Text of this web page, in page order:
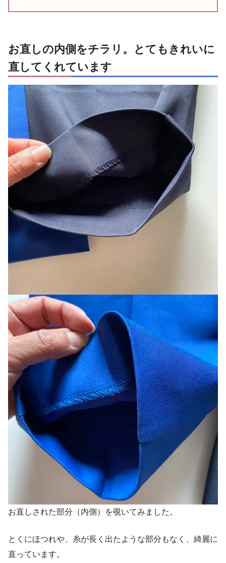
お直しの内側をチラリ。とてもきれいに
直してくれています
お直しされた部分（内側）を覗いてみました。
とくにほつれや、糸が長く出たような部分もなく、綺麗に
直っています。